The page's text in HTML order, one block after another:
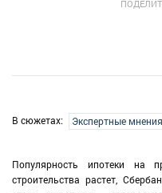
В сюжетах: Экспертные
Популярность ипотеки на
строительства растет,